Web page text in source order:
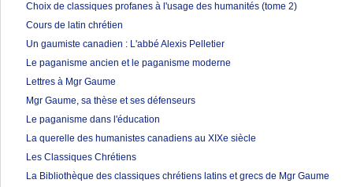
Choix de classiques profanes à l'usage des humanités (tome 2)
Cours de latin chrétien
Un gaumiste canadien : L'abbé Alexis Pelletier
Le paganisme ancien et le paganisme moderne
Lettres à Mgr Gaume
Mgr Gaume, sa thèse et ses défenseurs
Le paganisme dans l'éducation
La querelle des humanistes canadiens au XIXe siècle
Les Classiques Chrétiens
La Bibliothèque des classiques chrétiens latins et grecs de Mgr Gaume